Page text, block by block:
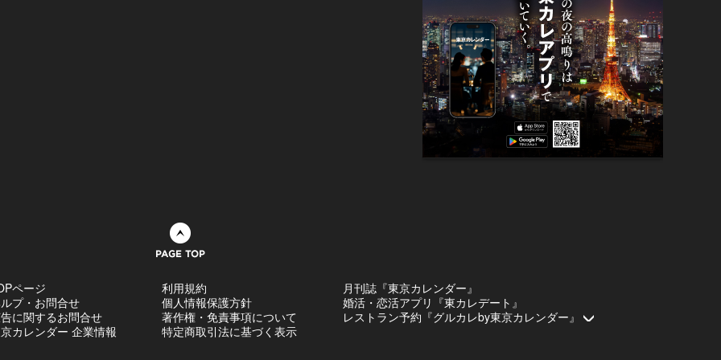
ページ
プ・お問合せ
に関するお問合せ
カレンダー 企業情報
利用規約
個人情報保護方針
著作権・免責事項について
特定商取引法に基づく表示
月刊誌『東京カレンダー』
婚活・恋活アプリ『東カレデート』
レストラン予約『グルカレby東京カレンダー』